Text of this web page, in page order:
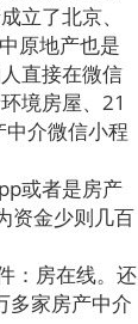
立了北京、
原地产也是
直接在微信
境房屋、21
介微信小程
或者是房产
资金少则几百
：房在线。还
多家房产中介